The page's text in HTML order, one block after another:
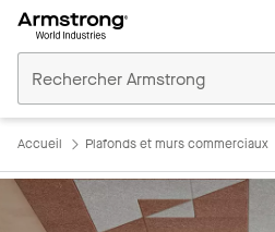
Plafonds
Commerciaux
Accueil Plafonds et murs commerciaux